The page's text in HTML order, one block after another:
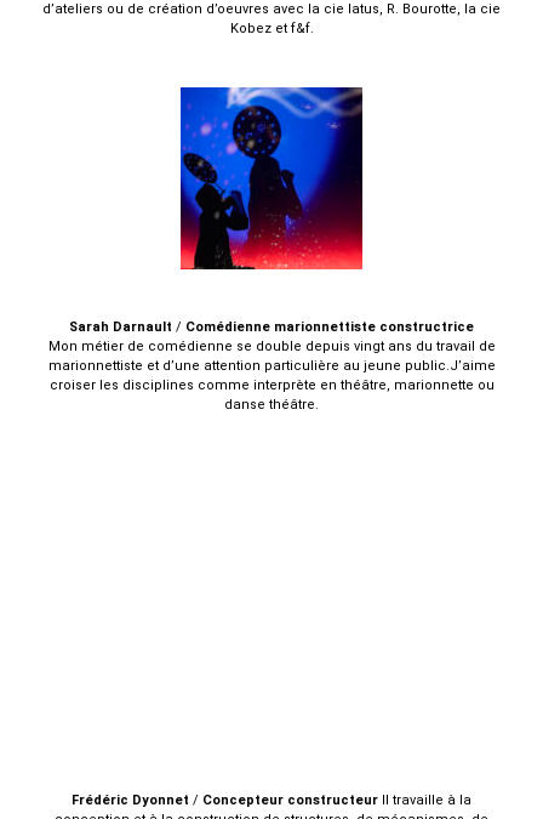
d’ateliers ou de création d’oeuvres avec la cie Iatus, R. Bourotte, la cie
Kobez et f&f.
Sarah Darnault / Comédienne marionnettiste constructrice
Mon métier de comédienne se double depuis vingt ans du travail de
marionnettiste et d’une attention particulière au jeune public.J’aime
croiser les disciplines comme interprète en théâtre, marionnette ou
danse théâtre.
Frédéric Dyonnet / Concepteur constructeur Il travaille à la